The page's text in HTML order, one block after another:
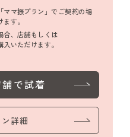
ママ振プラン」でご契約の場
す。
合、店舗もしくは
入いただけます。
で試着
詳細